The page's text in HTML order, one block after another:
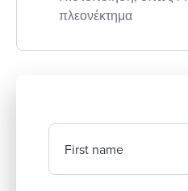
πλεονέκτημα
First name